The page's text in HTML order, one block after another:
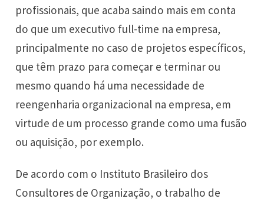
profissionais, que acaba saindo mais em conta
do que um executivo full-time na empresa,
principalmente no caso de projetos específicos,
que têm prazo para começar e terminar ou
mesmo quando há uma necessidade de
reengenharia organizacional na empresa, em
virtude de um processo grande como uma fusão
ou aquisição, por exemplo.
De acordo com o Instituto Brasileiro dos
Consultores de Organização, o trabalho de